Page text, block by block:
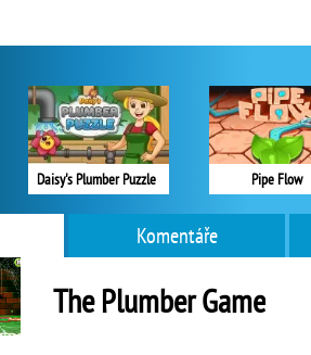
Daisy's Plumber Puzzle Pipe Flow
Komentáře
The Plumber Game